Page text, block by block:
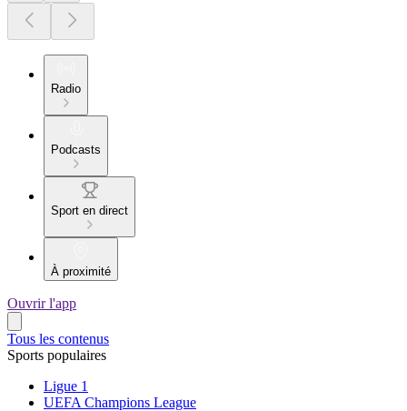
Radio
Podcasts
Sport en direct
À proximité
Ouvrir l'app
Tous les contenus
Sports populaires
Ligue 1
UEFA Champions League